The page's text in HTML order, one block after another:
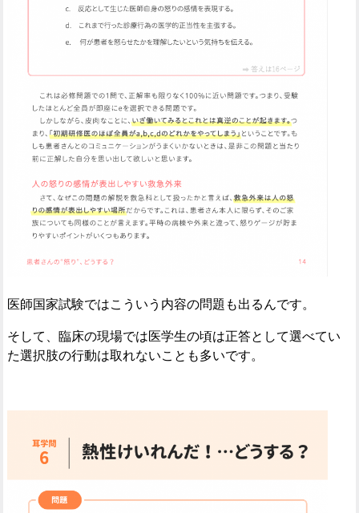
医師国家試験ではこういう内容の問題も出るんです。
そして、臨床の現場では医学生の頃は正答として選べてい
た選択肢の行動は取れないことも多いです。